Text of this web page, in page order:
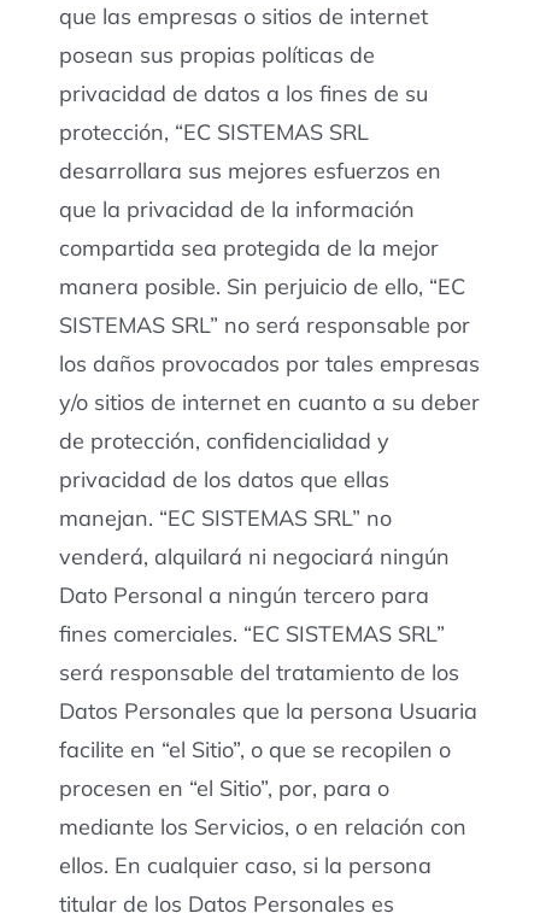
que las empresas o sitios de internet
posean sus propias políticas de
privacidad de datos a los fines de su
protección, “EC SISTEMAS SRL
desarrollara sus mejores esfuerzos en
que la privacidad de la información
compartida sea protegida de la mejor
manera posible. Sin perjuicio de ello, “EC
SISTEMAS SRL” no será responsable por
los daños provocados por tales empresas
y/o sitios de internet en cuanto a su deber
de protección, confidencialidad y
privacidad de los datos que ellas
manejan. “EC SISTEMAS SRL” no
venderá, alquilará ni negociará ningún
Dato Personal a ningún tercero para
fines comerciales. “EC SISTEMAS SRL”
será responsable del tratamiento de los
Datos Personales que la persona Usuaria
facilite en “el Sitio”, o que se recopilen o
procesen en “el Sitio”, por, para o
mediante los Servicios, o en relación con
ellos. En cualquier caso, si la persona
titular de los Datos Personales es